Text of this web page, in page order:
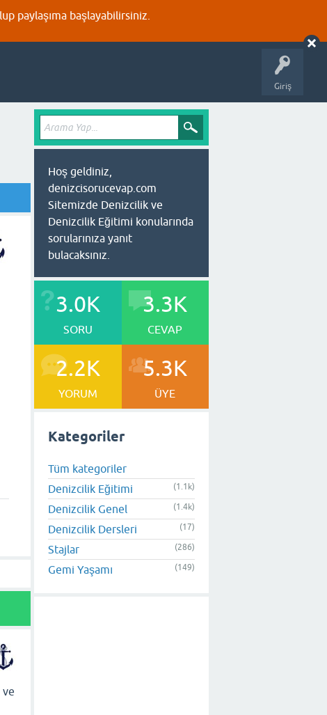
paylaşıma başlayabilirsiniz.
Giriş
ve
Hoş geldiniz,
denizcisorucevap.com
Sitemizde Denizcilik ve
Denizcilik Eğitimi konularında
sorularınıza yanıt
bulacaksınız.
3.0K
SORU
3.3K
CEVAP
2.2K
YORUM
5.3K
ÜYE
Kategoriler
Tüm kategoriler
Denizcilik Eğitimi
(1.1k)
Denizcilik Genel (1.4k)
Denizcilik Dersleri (17)
Stajlar (286)
Gemi Yaşamı (149)